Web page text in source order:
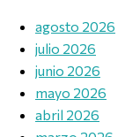
agosto 2026
julio 2026
junio 2026
mayo 2026
abril 2026